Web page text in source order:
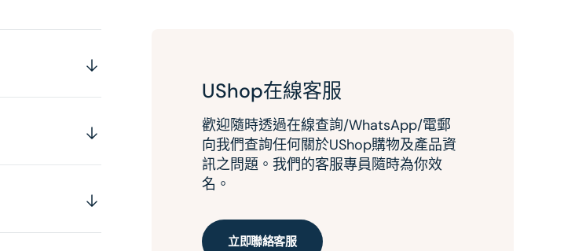
UShop在線客服
歡迎隨時透過在線查詢/WhatsApp/電郵
向我們查詢任何關於UShop購物及產品資
訊之問題。我們的客服專員隨時為你效
名。
立即聯絡客服